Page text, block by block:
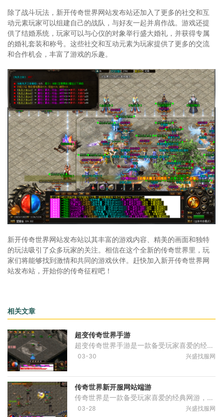
除了战斗玩法，新开传奇世界网站发布站还加入了更多的社交和互
动元素玩家可以组建自己的战队，与好友一起并肩作战。游戏还提
供了结婚系统，玩家可以与心仪的对象举行盛大婚礼，并获得专属
的婚礼套装和称号。这些社交和互动元素为玩家提供了更多的交流
和合作机会，丰富了游戏的乐趣。
新开传奇世界网站发布站以其丰富的游戏内容、精美的画面和独特
的玩法吸引了众多玩家的关注。相信在这个全新的传奇世界里，玩
家们将能够找到激情和共同的游戏伙伴。赶快加入新开传奇世界网
站发布站，开始你的传奇征程吧！
相关文章
超变传奇世界手游
超变传奇世界手游是一款备受玩家喜爱的经典传奇游戏的手机端版本。作为一款引领潮流的多人在线角色扮演游戏，它以其独特的游戏玩法和丰富的游戏内容吸引了众多玩家的关注。下
03-30 兴盛找服网
传奇世界新开服网站端游
传奇世界是一款备受玩家喜爱的经典网游，如今经过多年的发展和改进，已经在端游领域推出了新开服网站。这让许多热爱传奇世界的玩家们能够在端游中继续畅享这款经典游戏的乐趣
03-28 兴盛找服网